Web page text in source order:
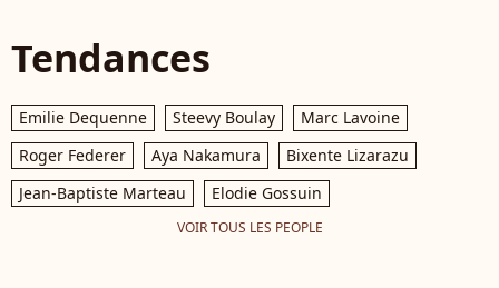
Tendances
Emilie Dequenne Steevy Boulay
Marc Lavoine
Roger Federer
Aya Nakamura
Bixente Lizarazu
Jean-Baptiste Marteau
Elodie Gossuin
VOIR TOUS LES PEOPLE